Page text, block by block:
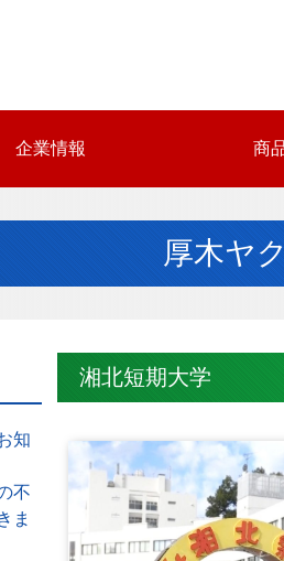
企業情報 商
厚木ヤ
湘北短期大学
ブログ
知
不
ま